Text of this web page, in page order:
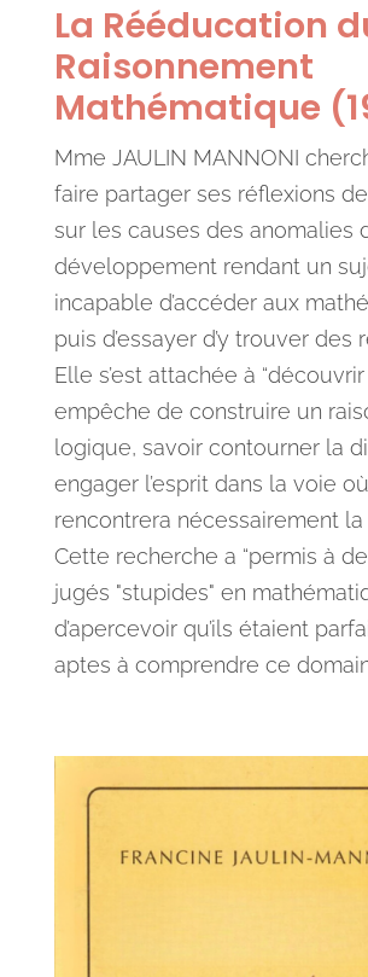
La Rééducation
Raisonnement
Mathématique
Mme JAULIN MANNONI
faire partager ses réflexions
sur les causes des anomalies
développement rendant un
incapable d’accéder aux
puis d’essayer d’y trouver des
Elle s’est attachée à
empêche de construire un
logique, savoir contourner la
engager l’esprit dans la voie
rencontrera nécessairement la
Cette recherche a “permis à
jugés "stupides" en
d’apercevoir qu’ils étaient
aptes à comprendre ce